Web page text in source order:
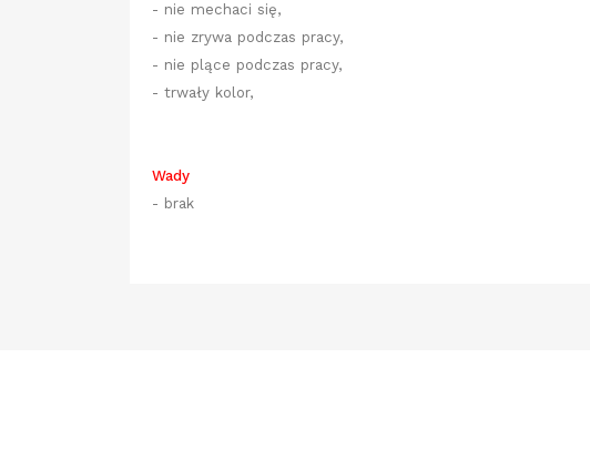
- nie mechaci się,
- nie zrywa podczas pracy,
- nie plące podczas pracy,
- trwały kolor,
Wady
- brak